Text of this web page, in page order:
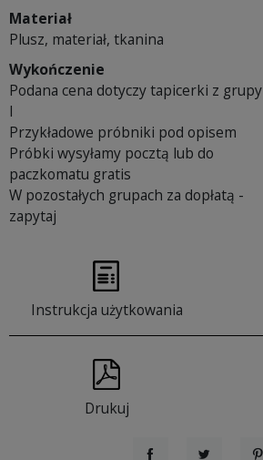
Materiał
Plusz, materiał, tkanina
Wykończenie
Podana cena dotyczy tapicerki z grupy
I
Przykładowe próbniki pod opisem
Próbki wysyłamy pocztą lub do
paczkomatu gratis
W pozostałych grupach za dopłatą -
zapytaj
Instrukcja użytkowania
Drukuj